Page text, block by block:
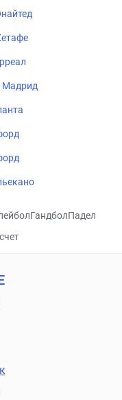
Мадрид
ГандболПадел